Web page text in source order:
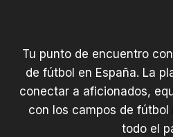
Tu punto de encuentro
de fútbol en España. La
conectar a aficionados,
con los campos de
todo el